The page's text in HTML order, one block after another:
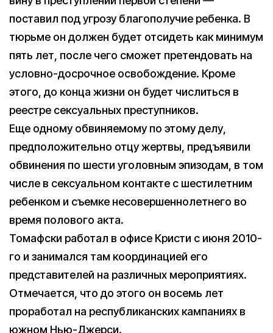
поставил под угрозу благополучие ребенка. В
тюрьме он должен будет отсидеть как минимум
пять лет, после чего сможет претендовать на
условно-досрочное освобождение. Кроме
этого, до конца жизни он будет числиться в
реестре сексуальных преступников.
Еще одному обвиняемому по этому делу,
предположительно отцу жертвы, предъявили
обвинения по шести уголовным эпизодам, в том
числе в сексуальном контакте с шестилетним
ребенком и съемке несовершеннолетнего во
время полового акта.
Томафски работал в офисе Кристи с июня 2010-
го и занимался там координацией его
представителей на различных мероприятиях.
Отмечается, что до этого он восемь лет
проработал на республиканских кампаниях в
южном Нью-Джерси.